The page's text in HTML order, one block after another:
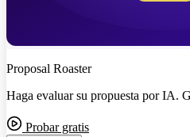
Proposal Roaster
Haga evaluar su propuesta por IA.
Probar gratis